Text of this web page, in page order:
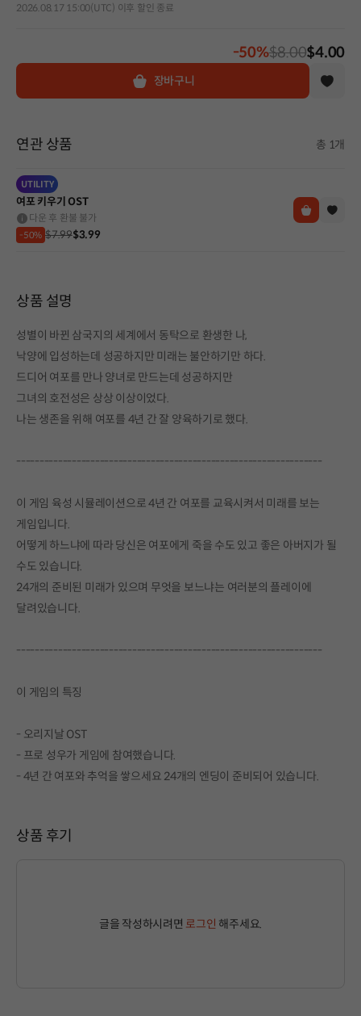
2026.08.17 15:00(UTC) 이후 할인 종료
-50%$8.00$4.00
장바구니
연관 상품 총 1개
UTILITY
여포 키우기 OST
다운 후 환불 불가
-50% $7.99$3.99
상품 설명
성별이 바뀐 삼국지의 세계에서 동탁으로 환생한 나,
낙양에 입성하는데 성공하지만 미래는 불안하기만 하다.
드디어 여포를 만나 양녀로 만드는데 성공하지만
그녀의 호전성은 상상 이상이었다.
나는 생존을 위해 여포를 4년 간 잘 양육하기로 했다.
------------------------------------------------------------------
이 게임 육성 시뮬레이션으로 4년 간 여포를 교육시켜서 미래를 보는
게임입니다.
어떻게 하느냐에 따라 당신은 여포에게 죽을 수도 있고 좋은 아버지가 될
수도 있습니다.
24개의 준비된 미래가 있으며 무엇을 보느냐는 여러분의 플레이에
달려있습니다.
------------------------------------------------------------------
이 게임의 특징
- 오리지날 OST
- 프로 성우가 게임에 참여했습니다.
- 4년 간 여포와 추억을 쌓으세요 24개의 엔딩이 준비되어 있습니다.
상품 후기
글을 작성하시려면 로그인 해주세요.